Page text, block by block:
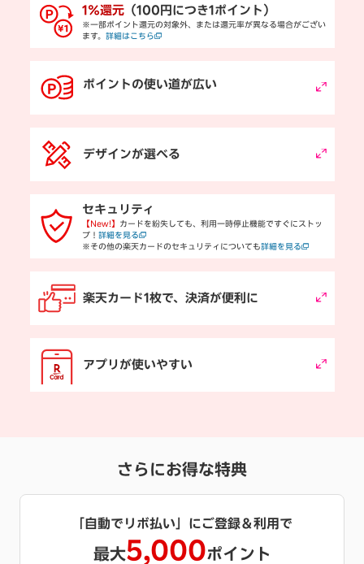
1％還元（100円につき1ポイント）
※一部ポイント還元の対象外、または還元率が異なる場合がござい
ます。 詳細はこちら
ポイントの使い道が広い
デザインが選べる
セキュリティ
【New!】
カードを紛失しても、利用一時停止機能ですぐにストッ
プ！ 詳細を見る
※その他の楽天カードのセキュリティについても詳細を見る
楽天カード1枚で、決済が便利に
アプリが使いやすい
さらにお得な特典
「自動でリボ払い」にご登録＆利用で
最大5,000ポイント